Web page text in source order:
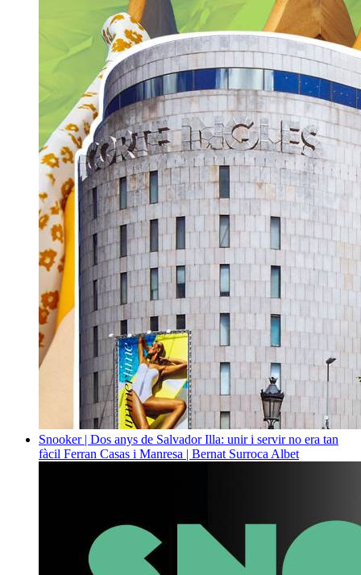
Snooker | Dos anys de Salvador Illa: unir i servir no era tan
fàcil Ferran Casas i Manresa | Bernat Surroca Albet